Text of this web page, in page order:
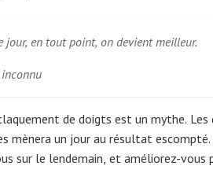
jour, en tout point, on devient meilleur.
de doigts est un mythe.
mènera un jour au résultat escompté.
sur le lendemain, et améliorez-vous